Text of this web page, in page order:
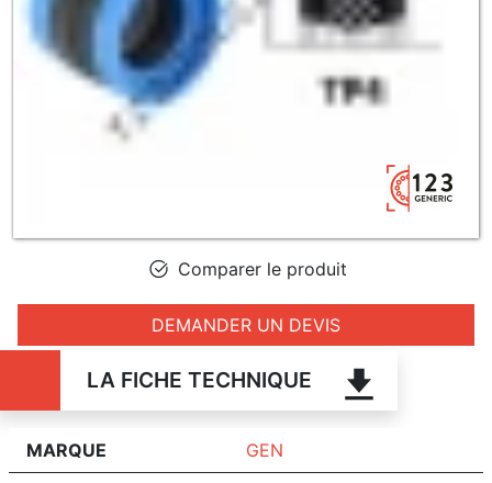
Comparer le produit
DEMANDER UN DEVIS
LA FICHE TECHNIQUE
MARQUE GEN